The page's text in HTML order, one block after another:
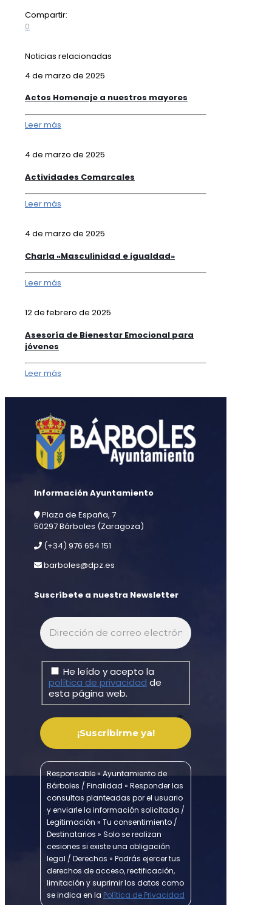
Compartir:
0
Noticias relacionadas
4 de marzo de 2025
Actos Homenaje a nuestros mayores
Leer más
4 de marzo de 2025
Actividades Comarcales
Leer más
4 de marzo de 2025
Charla «Masculinidad e igualdad»
Leer más
12 de febrero de 2025
Asesoría de Bienestar Emocional para
jóvenes
Leer más
Información Ayuntamiento
Plaza de España, 7
50297 Bárboles (Zaragoza)
(+34) 976 654 151
barboles@dpz.es
Suscríbete a nuestra Newsletter
He leído y acepto la
política de privacidad de
esta página web.
Responsable » Ayuntamiento de
Bárboles / Finalidad » Responder las
consultas planteadas por el usuario
y enviarle la información solicitada /
Legitimación » Tu consentimiento /
Destinatarios » Solo se realizan
cesiones si existe una obligación
legal / Derechos » Podrás ejercer tus
derechos de acceso, rectificación,
limitación y suprimir los datos como
se indica en la Política de Privacidad